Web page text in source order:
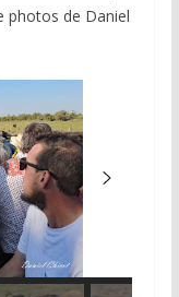
photos de Daniel